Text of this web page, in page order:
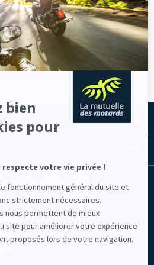
bien
pour
votre vie privée !
fonctionnement général du site et
strictement nécessaires.
nous permettent de mieux
site pour améliorer votre expérience
proposés lors de votre navigation.
MON QUAD
TOUT-TERRAIN
PISTE
qui vous
POUR LES PROS
(nouvelle
fenêtre)
(nouvelle
fenêtre)
(nouvelle
fenêtre)
TV
(nouvelle
fenêtre)